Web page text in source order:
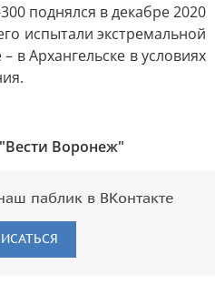
поднялся в декабре 2020
испытали экстремальной
в Архангельске в условиях
Воронеж"
паблик в ВКонтакте